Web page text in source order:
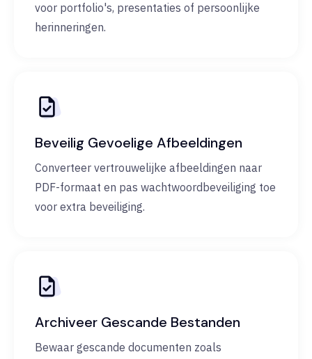
voor portfolio's, presentaties of persoonlijke
herinneringen.
Beveilig Gevoelige Afbeeldingen
Converteer vertrouwelijke afbeeldingen naar
PDF-formaat en pas wachtwoordbeveiliging toe
voor extra beveiliging.
Archiveer Gescande Bestanden
Bewaar gescande documenten zoals